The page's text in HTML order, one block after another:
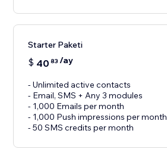
Starter Paketi
$ 40 83 /ay
- Unlimited active contacts
- Email, SMS + Any 3 modules
- 1,000 Emails per month
- 1,000 Push impressions per month
- 50 SMS credits per month